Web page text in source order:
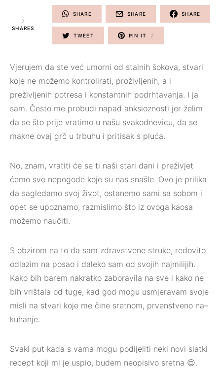
2
SHARES
SHARE SHARE SHARE
TWEET PIN IT 2
Vjerujem da ste već umorni od stalnih šokova, stvari
koje ne možemo kontrolirati, proživljenih, a i
preživljenih potresa i konstantnih podrhtavanja. I ja
sam. Često me probudi napad anksioznosti jer želim
da se što prije vratimo u našu svakodnevicu, da se
makne ovaj grč u trbuhu i pritisak s pluća.
No, znam, vratiti će se ti naši stari dani i preživjet
ćemo sve nepogode koje su nas snašle. Ovo je prilika
da sagledamo svoj život, ostanemo sami sa sobom i
opet se upoznamo, razmislimo što iz ovoga kaosa
možemo naučiti.
S obzirom na to da sam zdravstvene struke, redovito
odlazim na posao i daleko sam od svojih najmilijih.
Kako bih barem nakratko zaboravila na sve i kako ne
bih vrištala od tuge, kad god mogu usmjeravam svoje
misli na stvari koje me čine sretnom, prvenstveno na–
kuhanje.
Svaki put kada s vama mogu podijeliti neki novi slatki
recept koji mi je uspio, budem neopisivo sretna 😌.